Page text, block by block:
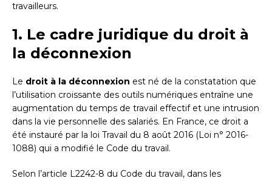
travailleurs.
1. Le cadre juridique du droit à
la déconnexion
Le droit à la déconnexion est né de la constatation que
l’utilisation croissante des outils numériques entraîne une
augmentation du temps de travail effectif et une intrusion
dans la vie personnelle des salariés. En France, ce droit a
été instauré par la loi Travail du 8 août 2016 (Loi n° 2016-
1088) qui a modifié le Code du travail.
Selon l’article L2242-8 du Code du travail, dans les